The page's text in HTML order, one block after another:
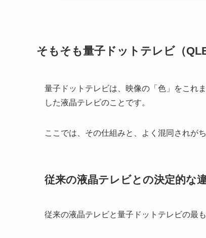
そもそも量子ドットテレビ（
量子ドットテレビは、映像の「色」をこれ
した液晶テレビのことです。
ここでは、その仕組みと、よく混同されが
従来の液晶テレビとの決定的な
従来の液晶テレビと量子ドットテレビの最